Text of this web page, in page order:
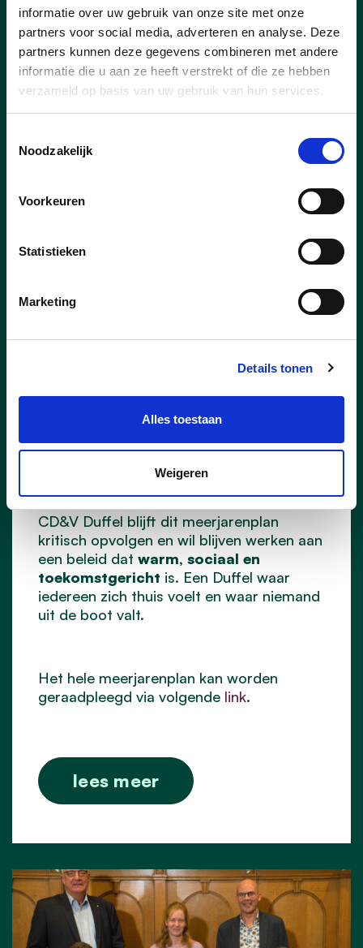
informatie over uw gebruik van onze site met onze
partners voor social media, adverteren en analyse. Deze
partners kunnen deze gegevens combineren met andere
informatie die u aan ze heeft verstrekt of die ze hebben
verzameld op basis van uw gebruik van hun services.
Noodzakelijk
Voorkeuren
Statistieken
Marketing
Details tonen
Alles toestaan
Weigeren
Meer zorg en ondersteuning voor
inwoners: extra aandacht voor
welzijn, senioren en kwetsbare
groepen, onder meer via een nieuw
lokaal dienstencentrum en versterkte
sociale dienstverlening.
Investeren in jeugd, onderwijs en
: onder andere investeringen
nieuw zwembad voor Duffel.
Een leefbare en veilige gemeente:
belangrijke investeringen in
extra politiecapaciteit.
aandacht voor groen, open ruimte,
energiezuinige gebouwen en
Een sterk verenigingsleven en
vrijwilligers, verenigingen en lokale
handel die het sociale weefsel van
CD&V Duffel blijft dit meerjarenplan
kritisch opvolgen en wil blijven werken aan
een beleid dat warm, sociaal en
toekomstgericht is. Een Duffel waar
iedereen zich thuis voelt en waar niemand
uit de boot valt.
Het hele meerjarenplan kan worden
geraadpleegd via volgende link.
lees meer